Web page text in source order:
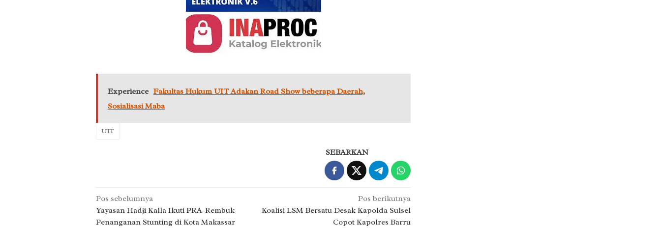
Experience Fakultas Hukum UIT Adakan Road Show beberapa Daerah,
Sosialisasi Maba
UIT
SEBARKAN
Navigasi
pos
Pos sebelumnya
Yayasan Hadji Kalla Ikuti PRA-Rembuk
Penanganan Stunting di Kota Makassar
Pos berikutnya
Koalisi LSM Bersatu Desak Kapolda Sulsel
Copot Kapolres Barru